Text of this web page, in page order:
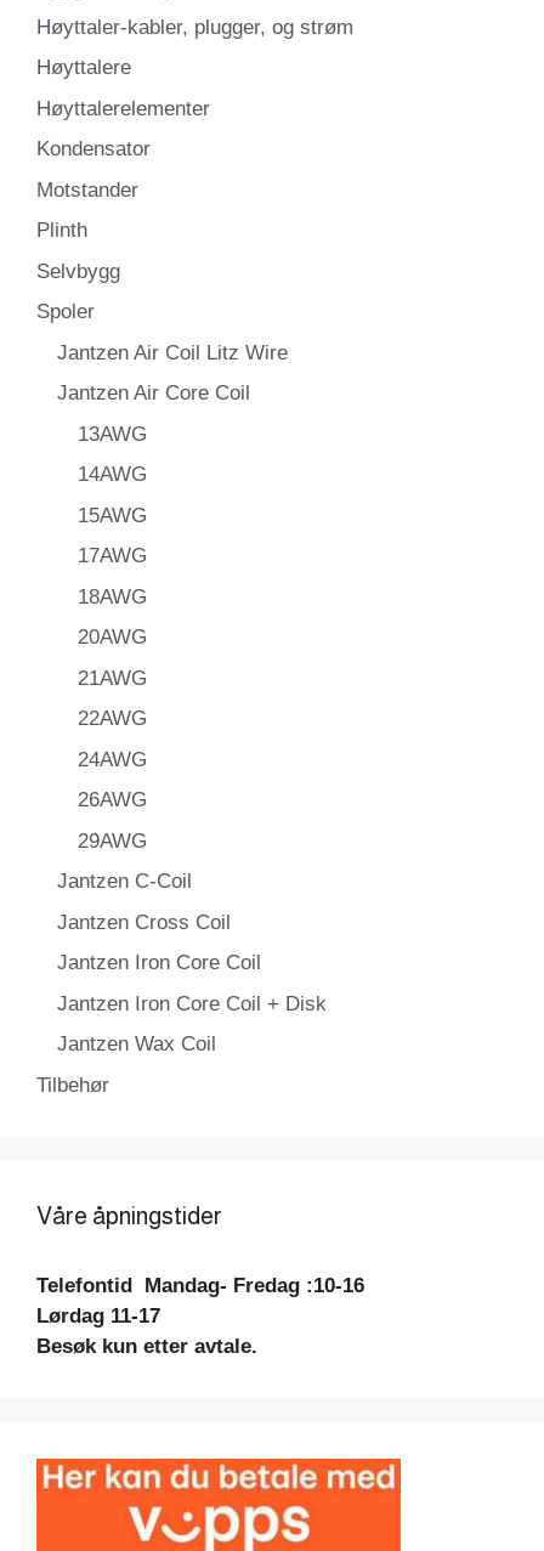
Høyttaler-kabler, plugger, og strøm
Høyttalere
Høyttalerelementer
Kondensator
Motstander
Plinth
Selvbygg
Spoler
Jantzen Air Coil Litz Wire
Jantzen Air Core Coil
13AWG
14AWG
15AWG
17AWG
18AWG
20AWG
21AWG
22AWG
24AWG
26AWG
29AWG
Jantzen C-Coil
Jantzen Cross Coil
Jantzen Iron Core Coil
Jantzen Iron Core Coil + Disk
Jantzen Wax Coil
Tilbehør
Våre åpningstider
Telefontid Mandag- Fredag :10-16
Lørdag 11-17
Besøk kun etter avtale.